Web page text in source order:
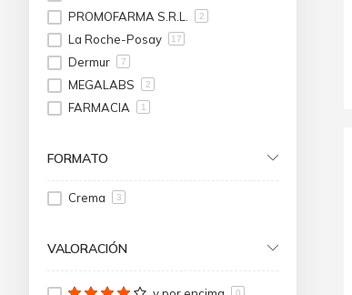
PROMOFARMA S.R.L. 2
La Roche-Posay 17
Dermur 7
MEGALABS 2
FARMACIA 1
Vichy
FORMATO
Crema 3
VALORACIÓN
0